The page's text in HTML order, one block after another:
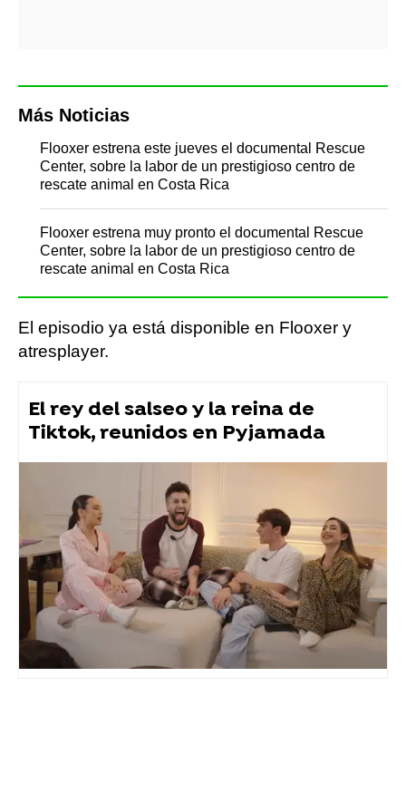
Más Noticias
Flooxer estrena este jueves el documental Rescue
Center, sobre la labor de un prestigioso centro de
rescate animal en Costa Rica
Flooxer estrena muy pronto el documental Rescue
Center, sobre la labor de un prestigioso centro de
rescate animal en Costa Rica
El episodio ya está disponible en Flooxer y
atresplayer.
El rey del salseo y la reina de
Tiktok, reunidos en Pyjamada